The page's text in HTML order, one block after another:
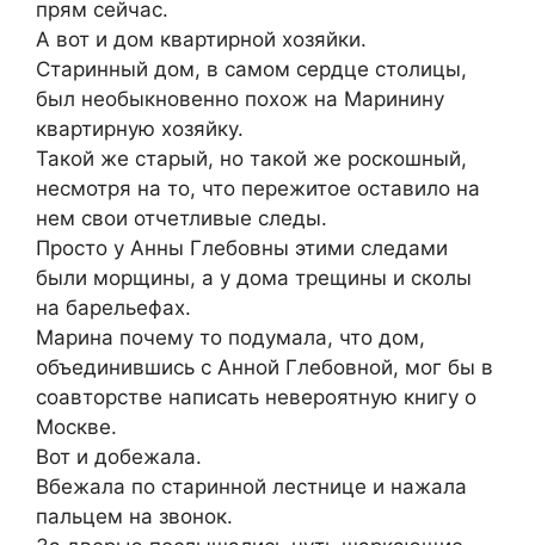
прям сейчас.
А вот и дом квартирной хозяйки.
Старинный дом, в самом сердце столицы,
был необыкновенно похож на Маринину
квартирную хозяйку.
Такой же старый, но такой же роскошный,
несмотря на то, что пережитое оставило на
нем свои отчетливые следы.
Просто у Анны Глебовны этими следами
были морщины, а у дома трещины и сколы
на барельефах.
Марина почему то подумала, что дом,
объединившись с Анной Глебовной, мог бы в
соавторстве написать невероятную книгу о
Москве.
Вот и добежала.
Вбежала по старинной лестнице и нажала
пальцем на звонок.